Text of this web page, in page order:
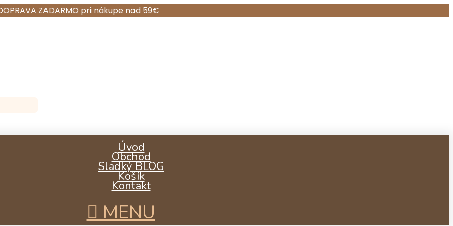
ZADARMO pri nákupe nad 59€
Úvod
Obchod
Sladký BLOG
Košík
Kontakt
MENU